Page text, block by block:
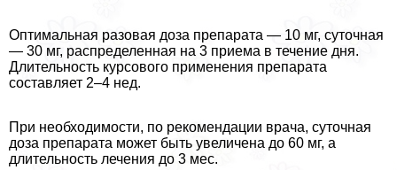
Оптимальная разовая доза препарата — 10 мг, суточная
— 30 мг, распределенная на 3 приема в течение дня.
Длительность курсового применения препарата
составляет 2–4 нед.
При необходимости, по рекомендации врача, суточная
доза препарата может быть увеличена до 60 мг, а
длительность лечения до 3 мес.